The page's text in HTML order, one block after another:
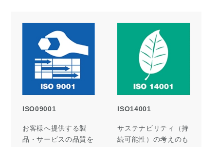
ISO09001
お客様へ提供する製
品・サービスの品質を
ISO14001
サステナビリティ（持
続可能性）の考えのも